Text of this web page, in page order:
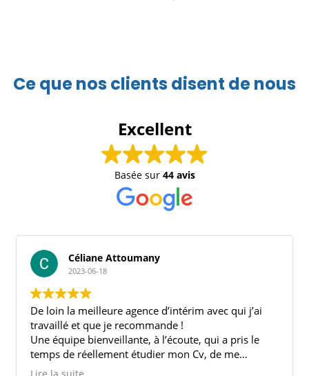
Ce que nos clients disent de nous
Excellent
Basée sur 44 avis
qui j’ai
a pris le
de ce qui
frederic fourniguet
Très bon accueil. Personnel compétant et à l’écoute,
j’ai décroché grâce aux filles un cdi après
mois d’interim.